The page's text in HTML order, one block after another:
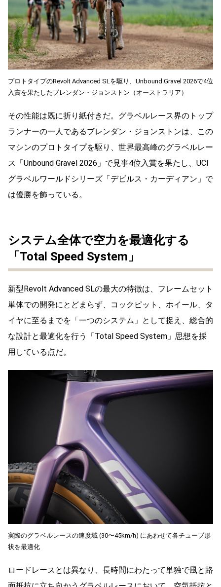
プロトタイプのRevolt Advanced SLを駆り、Unbound Gravel 2026で4位
入賞を果たしたブレンダン・ジョンストン（オーストラリア）
その性能は既に折り紙付きだ。グラベルレース界のトップ
ランナーの一人であるブレンダン・ジョンストンは、この
マシンのプロトタイプを駆り、世界最高峰のグラベルレー
ス「Unbound Gravel 2026」で見事4位入賞を果たし、UCI
グラベルワールドシリーズ「デビルス・カーディアン」で
は優勝を飾っている。
システム全体で空力を最適化する
「Total Speed System」
新型Revolt Advanced SLの最大の特徴は、フレームセット
単体での開発にとどまらず、コックピット、ホイール、タ
イヤに至るまでを「一つのシステム」として捉え、総合的
な設計と最適化を行う「Total Speed System」思想を採
用している点だ。
実際のグラベルレースの速度域 (30〜45km/h) にあわせて各チューブ形
状を最適化
ロードレースとは異なり、長時間にわたって単独で風と路